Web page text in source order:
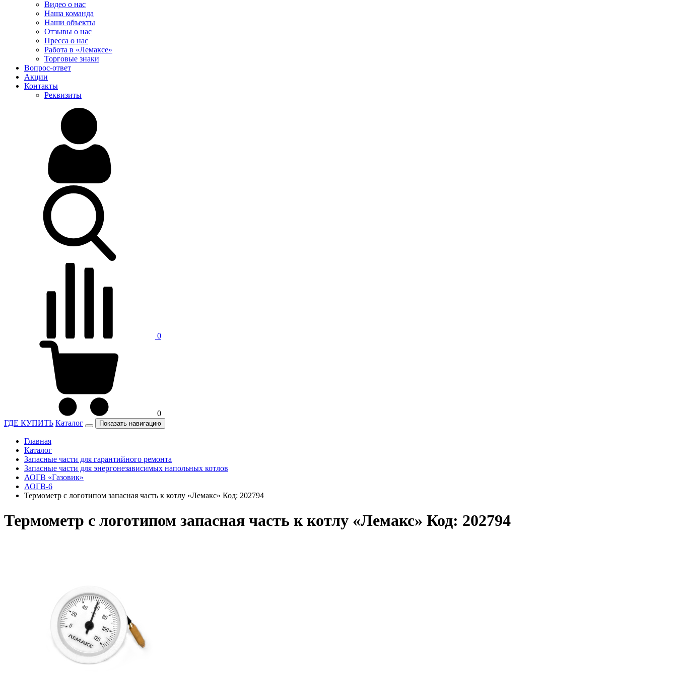
Видео о нас
Наша команда
Наши объекты
Отзывы о нас
Пресса о нас
Работа в «Лемаксе»
Торговые знаки
Вопрос-ответ
Акции
Контакты
Реквизиты
0
0
ГДЕ КУПИТЬ Каталог Показать навигацию
Главная
Каталог
Запасные части для гарантийного ремонта
Запасные части для энергонезависимых напольных котлов
АОГВ «Газовик»
АОГВ-6
Термометр с логотипом запасная часть к котлу «Лемакс» Код: 202794
Термометр с логотипом запасная часть к котлу «Лемакс» Код: 202794